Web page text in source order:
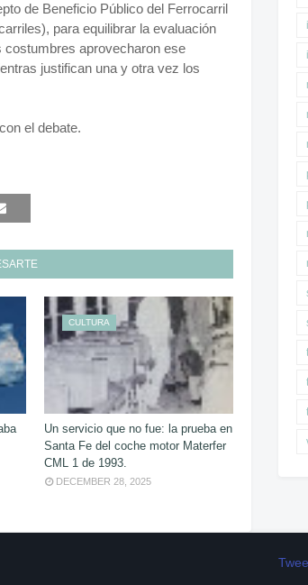
de Beneficio Público del Ferrocarril
para equilibrar la evaluación
costumbres aprovecharon ese
justifican una y otra vez los
el debate.
CULTURA
Un servicio que no fue: la prueba en
Santa Fe del coche motor Materfer
CML 1 de 1993.
DECEMBER 28, 2025